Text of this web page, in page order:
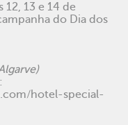
12, 13 e 14 de
do Dia dos
hotel-special-